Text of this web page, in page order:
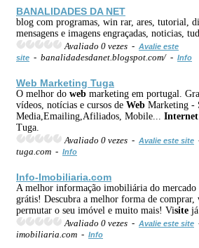
BANALIDADES DA NET
blog com programas, win rar, ares, tutorial,
mensagens e imagens engraçadas, noticias,
Avaliado 0 vezes - Avalie este
site - banalidadesdanet.blogspot.com/ - Info
Web Marketing Tuga
O melhor do web marketing em portugal.
vídeos, notícias e cursos de Web Marketing -
Media,Emailing,Afiliados, Mobile... Internet
Tuga.
Avaliado 0 vezes - Avalie este site
tuga.com - Info
Info-Imobiliaria.com
A melhor informação imobiliária do mercado
grátis! Descubra a melhor forma de comprar,
permutar o seu imóvel e muito mais! Visite
Avaliado 0 vezes - Avalie este site
imobiliaria.com - Info